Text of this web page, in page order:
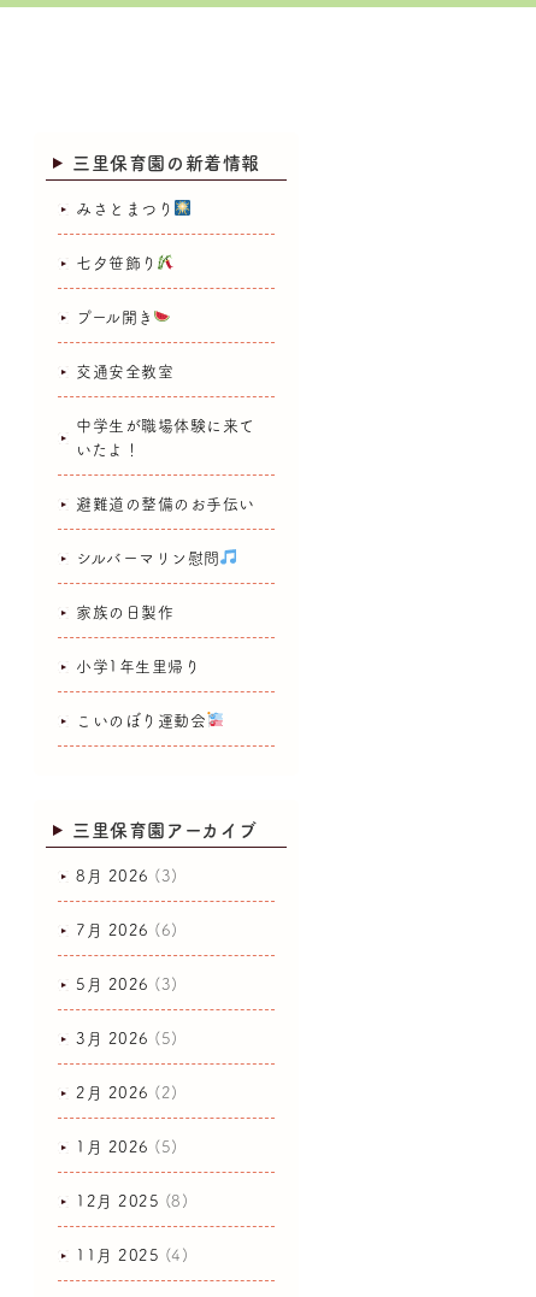
三里保育園の新着情報
みさとまつり
七夕笹飾り
プール開き
交通安全教室
中学生が職場体験に来て
いたよ！
避難道の整備のお手伝い
シルバーマリン慰問
家族の日製作
小学1年生里帰り
こいのぼり運動会
三里保育園アーカイブ
8月 2026 (3)
7月 2026 (6)
5月 2026 (3)
3月 2026 (5)
2月 2026 (2)
1月 2026 (5)
12月 2025 (8)
11月 2025 (4)